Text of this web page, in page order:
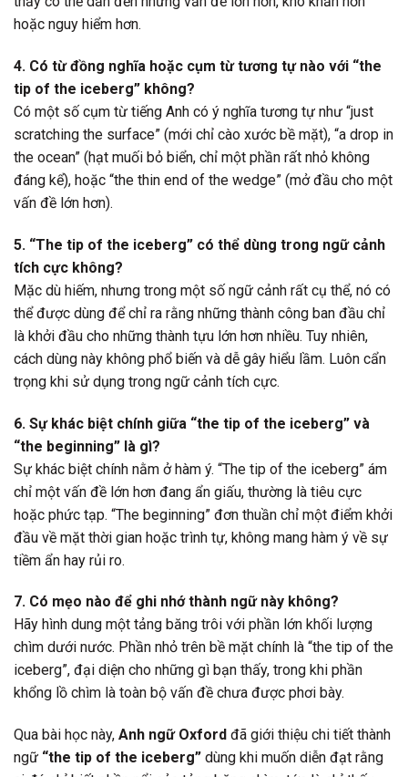
hoặc nguy hiểm hơn.
4. Có từ đồng nghĩa hoặc cụm từ tương tự nào với “the
tip of the iceberg” không?
Có một số cụm từ tiếng Anh có ý nghĩa tương tự như “just
scratching the surface” (mới chỉ cào xước bề mặt), “a drop in
the ocean” (hạt muối bỏ biển, chỉ một phần rất nhỏ không
đáng kể), hoặc “the thin end of the wedge” (mở đầu cho một
vấn đề lớn hơn).
5. “The tip of the iceberg” có thể dùng trong ngữ cảnh
tích cực không?
Mặc dù hiếm, nhưng trong một số ngữ cảnh rất cụ thể, nó có
thể được dùng để chỉ ra rằng những thành công ban đầu chỉ
là khởi đầu cho những thành tựu lớn hơn nhiều. Tuy nhiên,
cách dùng này không phổ biến và dễ gây hiểu lầm. Luôn cẩn
trọng khi sử dụng trong ngữ cảnh tích cực.
6. Sự khác biệt chính giữa “the tip of the iceberg” và
“the beginning” là gì?
Sự khác biệt chính nằm ở hàm ý. “The tip of the iceberg” ám
chỉ một vấn đề lớn hơn đang ẩn giấu, thường là tiêu cực
hoặc phức tạp. “The beginning” đơn thuần chỉ một điểm khởi
đầu về mặt thời gian hoặc trình tự, không mang hàm ý về sự
tiềm ẩn hay rủi ro.
7. Có mẹo nào để ghi nhớ thành ngữ này không?
Hãy hình dung một tảng băng trôi với phần lớn khối lượng
chìm dưới nước. Phần nhỏ trên bề mặt chính là “the tip of the
iceberg”, đại diện cho những gì bạn thấy, trong khi phần
khổng lồ chìm là toàn bộ vấn đề chưa được phơi bày.
Qua bài học này, Anh ngữ Oxford đã giới thiệu chi tiết thành
ngữ “the tip of the iceberg” dùng khi muốn diễn đạt rằng